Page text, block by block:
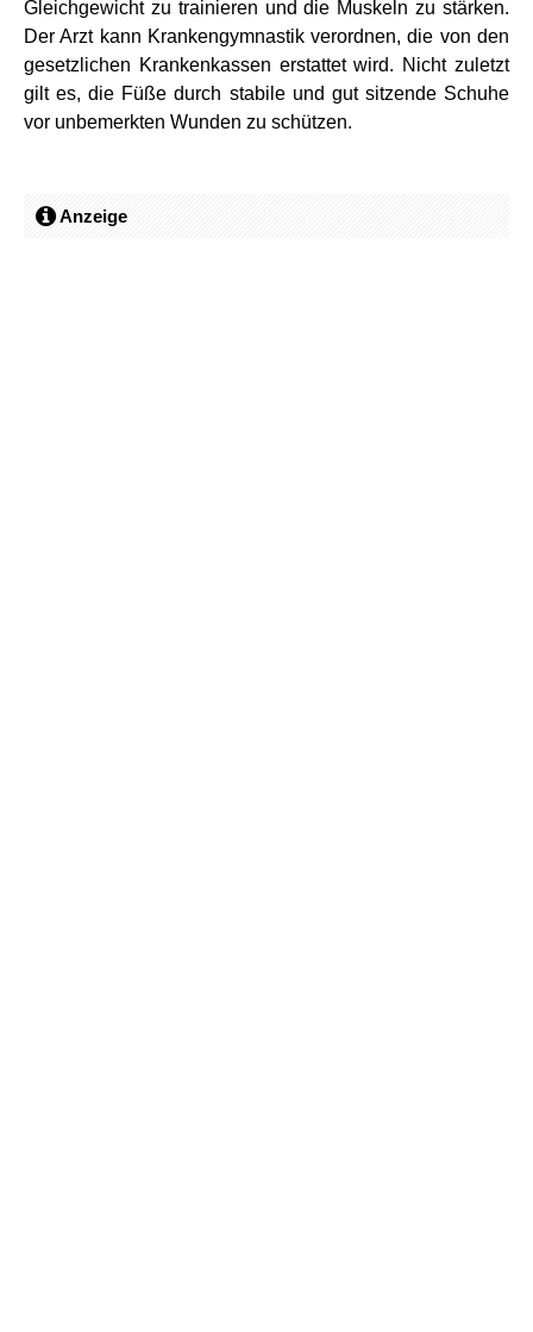
Gleichgewicht zu trainieren und die Muskeln zu stärken.
Der Arzt kann Krankengymnastik verordnen, die von den
gesetzlichen Krankenkassen erstattet wird. Nicht zuletzt
gilt es, die Füße durch stabile und gut sitzende Schuhe
vor unbemerkten Wunden zu schützen.
Anzeige